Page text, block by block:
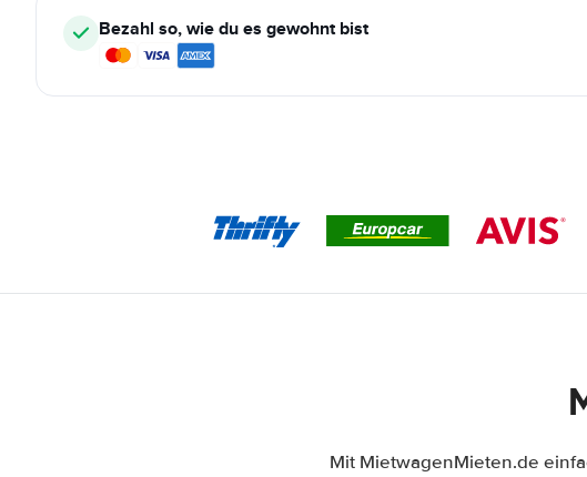
Bezahl so, wie du es gewohnt bist
Mit MietwagenMieten.de